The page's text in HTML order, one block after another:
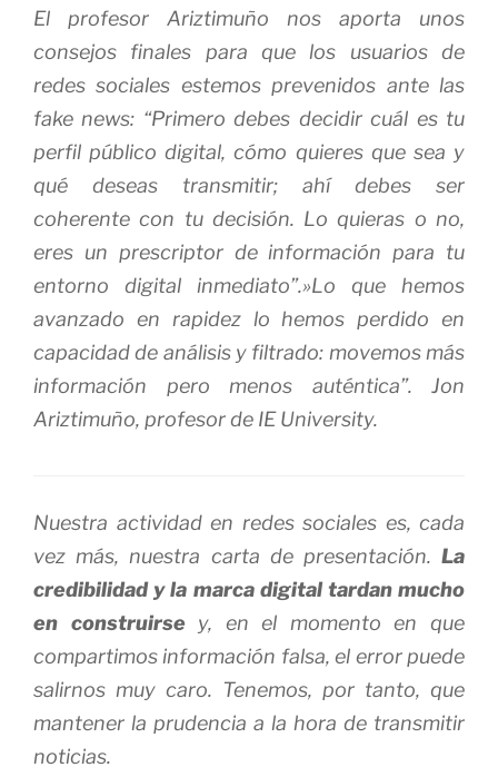
El profesor Ariztimuño nos aporta unos
consejos finales para que los usuarios de
redes sociales estemos prevenidos ante las
fake news: “Primero debes decidir cuál es tu
perfil público digital, cómo quieres que sea y
qué deseas transmitir; ahí debes ser
coherente con tu decisión. Lo quieras o no,
eres un prescriptor de información para tu
entorno digital inmediato”.»Lo que hemos
avanzado en rapidez lo hemos perdido en
capacidad de análisis y filtrado: movemos más
información pero menos auténtica”. Jon
Ariztimuño, profesor de IE University.
Nuestra actividad en redes sociales es, cada
vez más, nuestra carta de presentación. La
credibilidad y la marca digital tardan mucho
en construirsey, en el momento en que
compartimos información falsa, el error puede
salirnos muy caro. Tenemos, por tanto, que
mantener la prudencia a la hora de transmitir
noticias.